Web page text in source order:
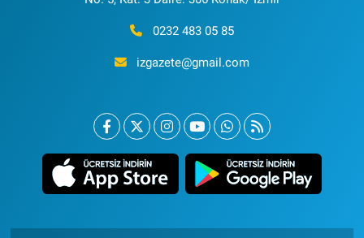
0232 483 05 85
izgazete@gmail.com